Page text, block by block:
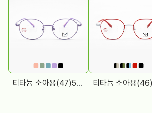
티타늄 소아용(47)5color [노네임]67014